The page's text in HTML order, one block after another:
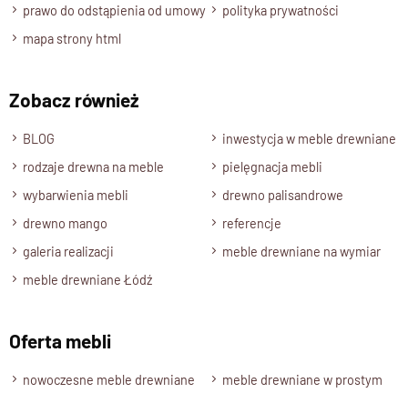
prawo do odstąpienia od umowy
polityka prywatności
mapa strony html
Zobacz również
BLOG
inwestycja w meble drewniane
rodzaje drewna na meble
pielęgnacja mebli
wybarwienia mebli
drewno palisandrowe
drewno mango
referencje
galeria realizacji
meble drewniane na wymiar
meble drewniane Łódź
Oferta mebli
nowoczesne meble drewniane
meble drewniane w prostym